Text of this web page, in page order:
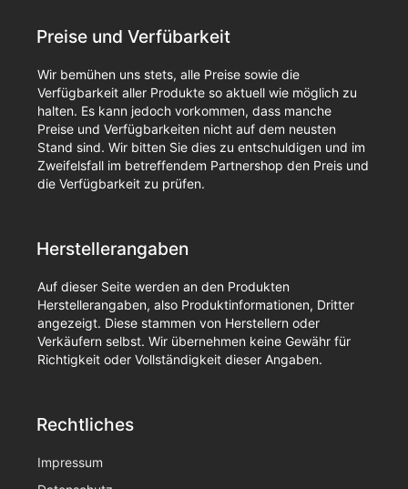
Preise und Verfübarkeit
Wir bemühen uns stets, alle Preise sowie die
Verfügbarkeit aller Produkte so aktuell wie möglich zu
halten. Es kann jedoch vorkommen, dass manche
Preise und Verfügbarkeiten nicht auf dem neusten
Stand sind. Wir bitten Sie dies zu entschuldigen und im
Zweifelsfall im betreffendem Partnershop den Preis und
die Verfügbarkeit zu prüfen.
Herstellerangaben
Auf dieser Seite werden an den Produkten
Herstellerangaben, also Produktinformationen, Dritter
angezeigt. Diese stammen von Herstellern oder
Verkäufern selbst. Wir übernehmen keine Gewähr für
Richtigkeit oder Vollständigkeit dieser Angaben.
Rechtliches
Impressum